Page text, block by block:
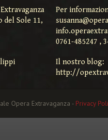
del Sole 11,
Per
0761-485247 ,
Il nostro blog:
http://
Opera Extravaganza - Privacy